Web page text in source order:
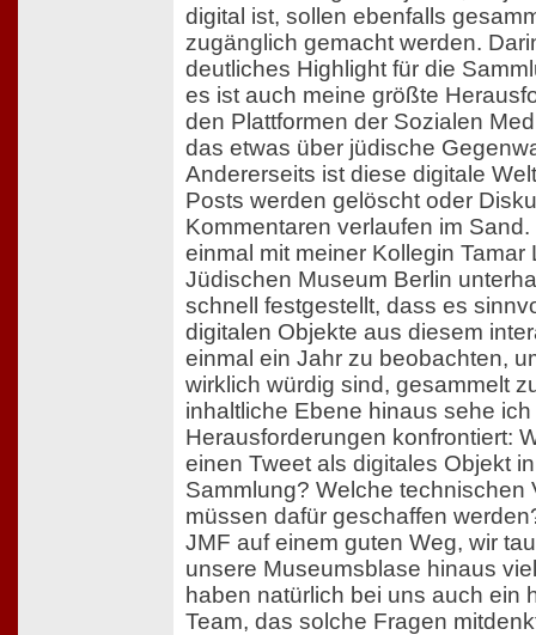
digital ist, sollen ebenfalls
zugänglich gemacht werden.
deutliches Highlight für die
es ist auch meine größte
den Plattformen der Sozialen
das etwas über jüdische
Andererseits ist diese digitale
Posts werden gelöscht oder
Kommentaren verlaufen im
einmal mit meiner Kollegin
Jüdischen Museum Berlin
schnell festgestellt, dass es
digitalen Objekte aus diesem
einmal ein Jahr zu beobachten,
wirklich würdig sind, gesammelt
inhaltliche Ebene hinaus sehe
Herausforderungen konfrontiert:
einen Tweet als digitales Objekt
Sammlung? Welche technischen
müssen dafür geschaffen
JMF auf einem guten Weg, wir
unsere Museumsblase hinaus
haben natürlich bei uns auch ein
Team, das solche Fragen